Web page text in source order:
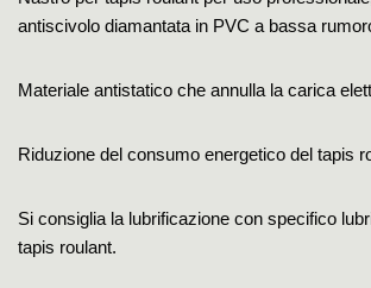
antiscivolo diamantata in PVC a bassa
Materiale antistatico che annulla la carica
Riduzione del consumo energetico del tapis
Si consiglia la lubrificazione con specifico
tapis roulant.